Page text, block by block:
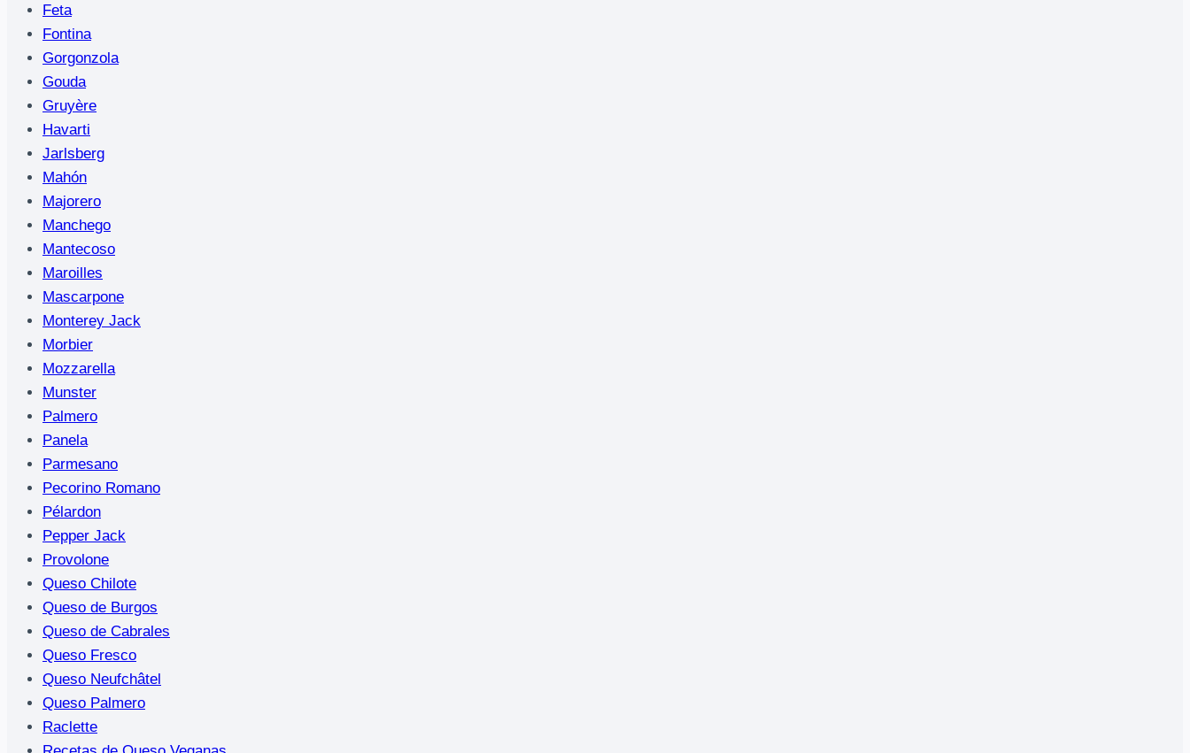
Feta
Fontina
Gorgonzola
Gouda
Gruyère
Havarti
Jarlsberg
Mahón
Majorero
Manchego
Mantecoso
Maroilles
Mascarpone
Monterey Jack
Morbier
Mozzarella
Munster
Palmero
Panela
Parmesano
Pecorino Romano
Pélardon
Pepper Jack
Provolone
Queso Chilote
Queso de Burgos
Queso de Cabrales
Queso Fresco
Queso Neufchâtel
Queso Palmero
Raclette